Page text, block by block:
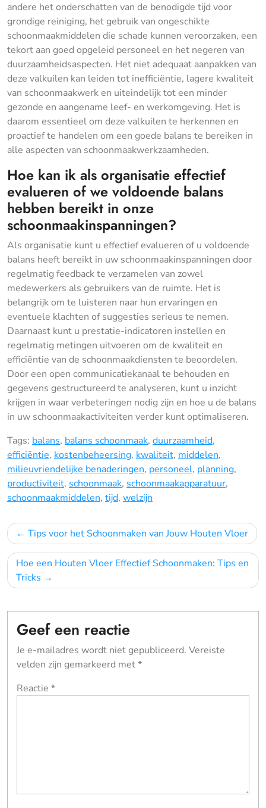
andere het onderschatten van de benodigde tijd voor
grondige reiniging, het gebruik van ongeschikte
schoonmaakmiddelen die schade kunnen veroorzaken, een
tekort aan goed opgeleid personeel en het negeren van
duurzaamheidsaspecten. Het niet adequaat aanpakken van
deze valkuilen kan leiden tot inefficiëntie, lagere kwaliteit
van schoonmaakwerk en uiteindelijk tot een minder
gezonde en aangename leef- en werkomgeving. Het is
daarom essentieel om deze valkuilen te herkennen en
proactief te handelen om een goede balans te bereiken in
alle aspecten van schoonmaakwerkzaamheden.
Hoe kan ik als organisatie effectief
evalueren of we voldoende balans
hebben bereikt in onze
schoonmaakinspanningen?
Als organisatie kunt u effectief evalueren of u voldoende
balans heeft bereikt in uw schoonmaakinspanningen door
regelmatig feedback te verzamelen van zowel
medewerkers als gebruikers van de ruimte. Het is
belangrijk om te luisteren naar hun ervaringen en
eventuele klachten of suggesties serieus te nemen.
Daarnaast kunt u prestatie-indicatoren instellen en
regelmatig metingen uitvoeren om de kwaliteit en
efficiëntie van de schoonmaakdiensten te beoordelen.
Door een open communicatiekanaal te behouden en
gegevens gestructureerd te analyseren, kunt u inzicht
krijgen in waar verbeteringen nodig zijn en hoe u de balans
in uw schoonmaakactiviteiten verder kunt optimaliseren.
Tags: balans, balans schoonmaak, duurzaamheid,
efficiëntie, kostenbeheersing, kwaliteit, middelen,
milieuvriendelijke benaderingen, personeel, planning,
productiviteit, schoonmaak, schoonmaakapparatuur,
schoonmaakmiddelen, tijd, welzijn
Bericht
navigatie
Tips voor het Schoonmaken van Jouw Houten Vloer
Hoe een Houten Vloer Effectief Schoonmaken: Tips en
Tricks
Geef een reactie
Je e-mailadres wordt niet gepubliceerd. Vereiste
velden zijn gemarkeerd met*
Reactie *